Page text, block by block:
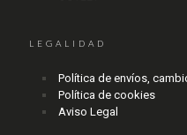
LEGALIDAD
Política de envíos,
Política de cookies
Aviso Legal